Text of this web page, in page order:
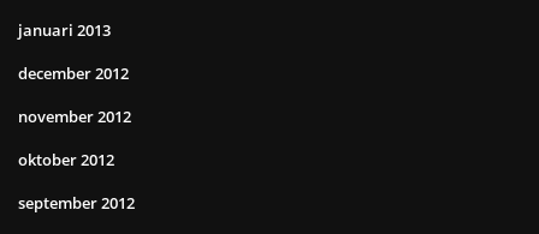
januari 2013
december 2012
november 2012
oktober 2012
september 2012